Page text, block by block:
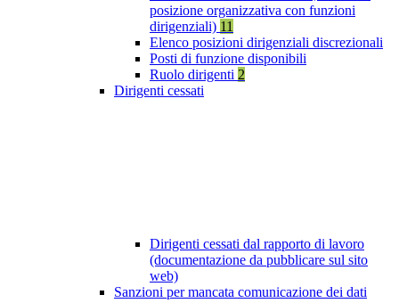
posizione organizzativa con funzioni
dirigenziali) 11
Elenco posizioni dirigenziali discrezionali
Posti di funzione disponibili
Ruolo dirigenti 2
Dirigenti cessati
Dirigenti cessati dal rapporto di lavoro
(documentazione da pubblicare sul sito
web)
Sanzioni per mancata comunicazione dei dati